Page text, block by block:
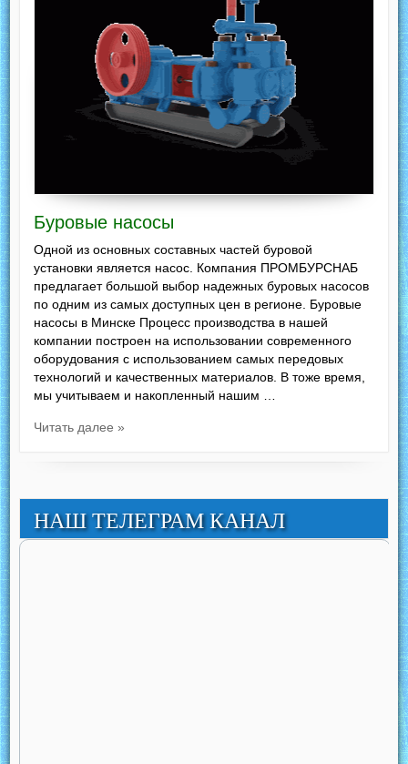
Буровые насосы
Одной из основных составных частей буровой
установки является насос. Компания ПРОМБУРСНАБ
предлагает большой выбор надежных буровых насосов
по одним из самых доступных цен в регионе. Буровые
насосы в Минске Процесс производства в нашей
компании построен на использовании современного
оборудования с использованием самых передовых
технологий и качественных материалов. В тоже время,
мы учитываем и накопленный нашим …
Читать далее »
НАШ ТЕЛЕГРАМ КАНАЛ